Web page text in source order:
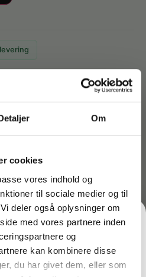
Om
cookies
vores indhold og
til sociale medier og til
deler også oplysninger om
med vores partnere inden
og
kan kombinere disse
du har givet dem, eller som
Viledas moppesystem
ved hjælp af 4 knapper.
snavset i sig. Grundet
til rengøring på mindre
i følgende
i…